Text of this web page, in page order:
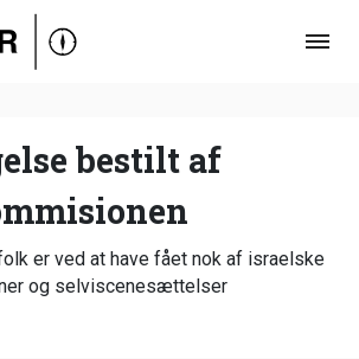
bestilt af
er ved at have fået nok af israelske
og selviscenesættelser